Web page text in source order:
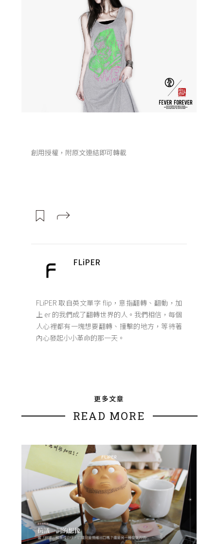
創用授權，附原文連結即可轉載
FLiPER
FLiPER 取自英文單字 flip，意指翻轉、翻動，加
上 er 的我們成了翻轉世界的人。我們相信，每個
人心裡都有一塊想要翻轉、撞擊的地方，等待著
內心發起小小革命的那一天。
更多文章
READ MORE